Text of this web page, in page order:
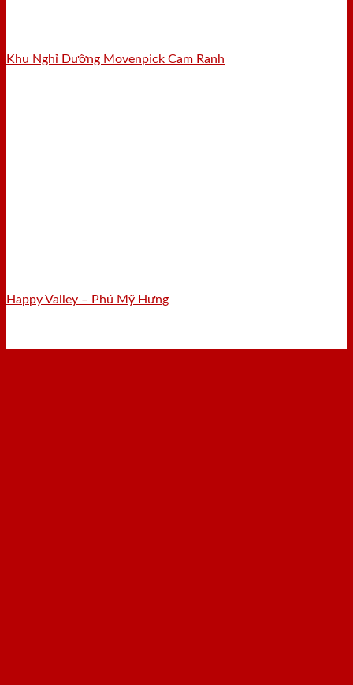
Khu Nghỉ Dưỡng Movenpick Cam Ranh
Happy Valley – Phú Mỹ Hưng